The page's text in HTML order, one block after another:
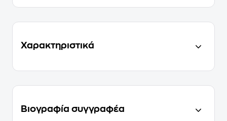
Χαρακτηριστικά
Βιογραφία συγγραφέα